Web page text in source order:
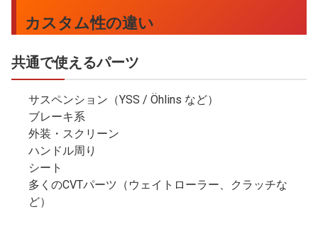
カスタム性の違い
共通で使えるパーツ
サスペンション（YSS / Öhlins など）
ブレーキ系
外装・スクリーン
ハンドル周り
シート
多くのCVTパーツ（ウェイトローラー、クラッチな
ど）